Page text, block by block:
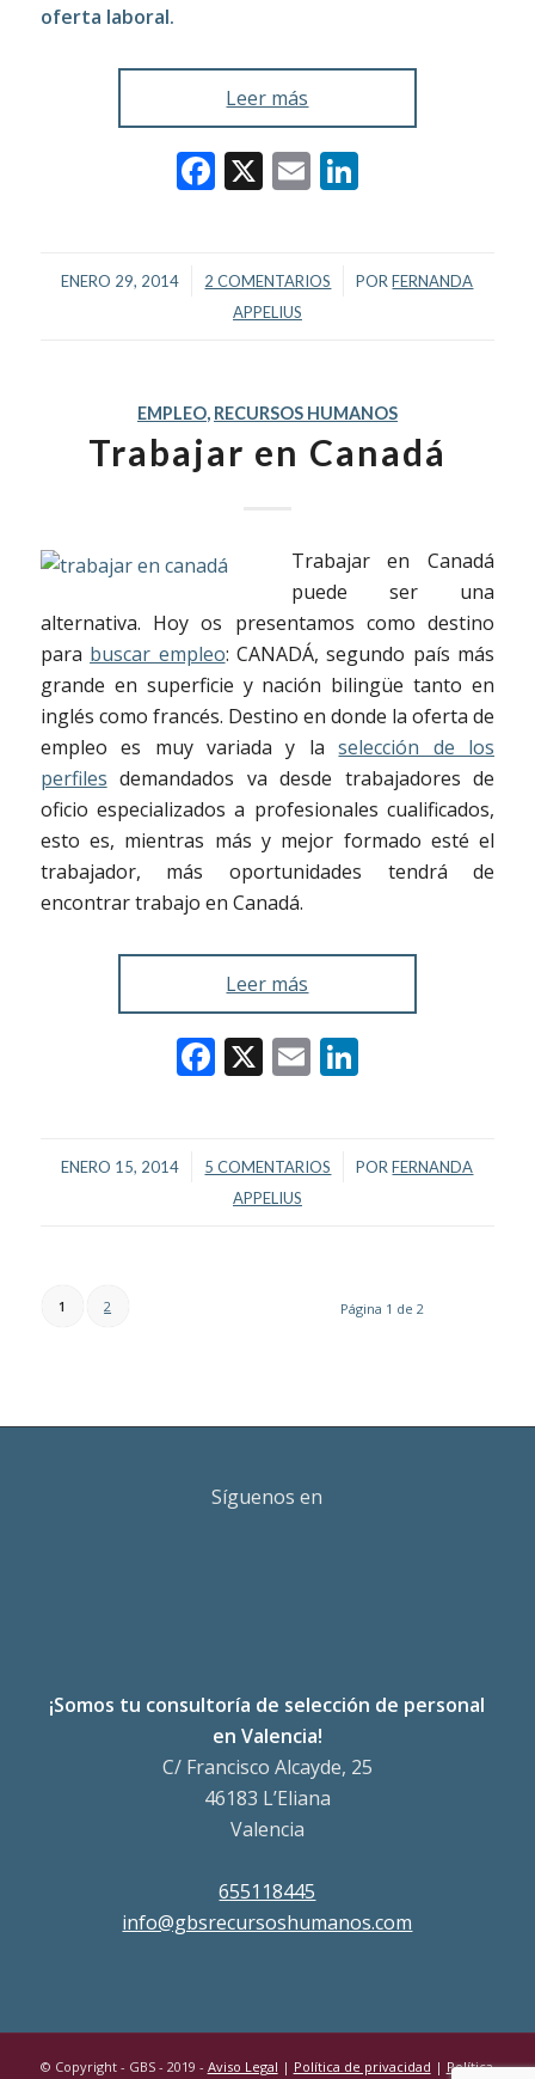
oferta laboral.
Leer más
Facebook
X EmailLinkedIn
ENERO 29, 2014
/ 2 COMENTARIOS
/ PORFERNANDA
APPELIUS
EMPLEO, RECURSOS HUMANOS
Trabajar en Canadá
Trabajar en Canadá
puede ser una
alternativa. Hoy os presentamos como destino
para buscar empleo: CANADÁ, segundo país más
grande en superficie y nación bilingüe tanto en
inglés como francés. Destino en donde la oferta de
empleo es muy variada y laselección de los
perfiles demandados va desde trabajadores de
oficio especializados a profesionales cualificados,
esto es, mientras más y mejor formado esté el
trabajador, más oportunidades tendrá de
encontrar trabajo en Canadá.
Leer más
Facebook
X EmailLinkedIn
ENERO 15, 2014
/ 5 COMENTARIOS
/ PORFERNANDA
APPELIUS
Página 1 de 2
1 2
Síguenos en
¡Somos tu consultoría de selección de personal
en Valencia!
C/ Francisco Alcayde, 25
46183 L’Eliana
Valencia
655118445
info@gbsrecursoshumanos.com
© Copyright - GBS - 2019 - Aviso Legal | Política de privacidad | Política